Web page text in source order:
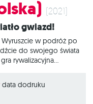
podkładce zakryty
(2021)
gwiazd!
w podróż po
do swojego świata
rywalizacyjna
te same grafiki,
Podejmuj skalkulowane
data dodruku